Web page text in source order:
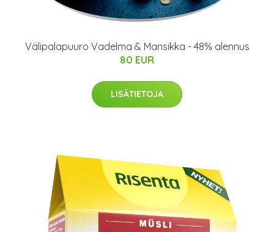
Välipalapuuro Vadelma & Mansikka - 48% alennus
80 EUR
LISÄTIETOJA